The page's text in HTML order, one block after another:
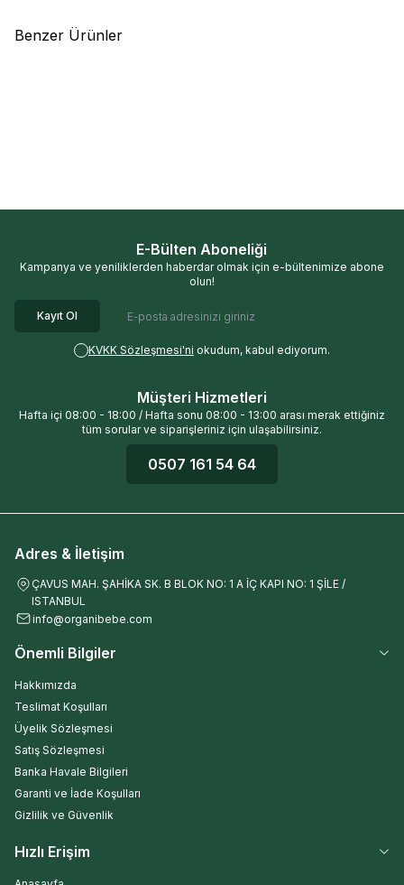
Benzer Ürünler
E-Bülten Aboneliği
Kampanya ve yeniliklerden haberdar olmak için e-bültenimize abone
olun!
Kayıt Ol
KVKK Sözleşmesi'ni okudum, kabul ediyorum.
Müşteri Hizmetleri
Hafta içi 08:00 - 18:00 / Hafta sonu 08:00 - 13:00 arası merak ettiğiniz
tüm sorular ve siparişleriniz için ulaşabilirsiniz.
0507 161 54 64
Adres & İletişim
ÇAVUS MAH. ŞAHİKA SK. B BLOK NO: 1 A İÇ KAPI NO: 1 ŞİLE /
ISTANBUL
info@organibebe.com
Önemli Bilgiler
Hakkımızda
Teslimat Koşulları
Üyelik Sözleşmesi
Satış Sözleşmesi
Banka Havale Bilgileri
Garanti ve İade Koşulları
Gizlilik ve Güvenlik
Hızlı Erişim